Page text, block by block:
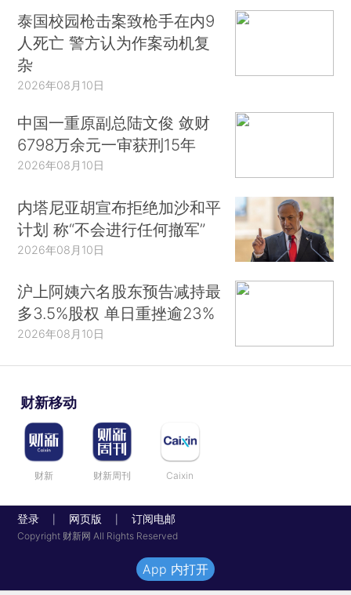
泰国校园枪击案致枪手在内9
人死亡 警方认为作案动机复
杂
2026年08月10日
中国一重原副总陆文俊 敛财
6798万余元一审获刑15年
2026年08月10日
内塔尼亚胡宣布拒绝加沙和平
计划 称“不会进行任何撤军”
2026年08月10日
沪上阿姨六名股东预告减持最
多3.5%股权 单日重挫逾23%
2026年08月10日
财新移动
财新 财新周刊 Caixin
登录 网页版 订阅电邮
Copyright 财新网 All Rights Reserved
App 内打开